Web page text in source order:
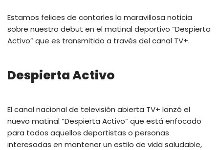
Estamos felices de contarles la maravillosa noticia
sobre nuestro debut en el matinal deportivo “Despierta
Activo” que es transmitido a través del canal TV+.
Despierta Activo
El canal nacional de televisión abierta TV+ lanzó el
nuevo matinal “Despierta Activo” que está enfocado
para todos aquellos deportistas o personas
interesadas en mantener un estilo de vida saludable,